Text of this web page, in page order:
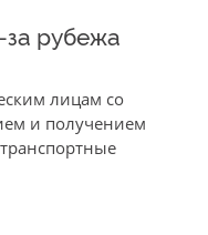
за рубежа
лицам со
и получением